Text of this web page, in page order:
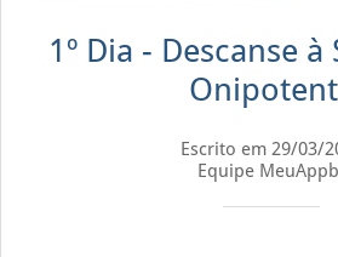
1º Dia - Descanse
Escrito em 29/03/
Equipe